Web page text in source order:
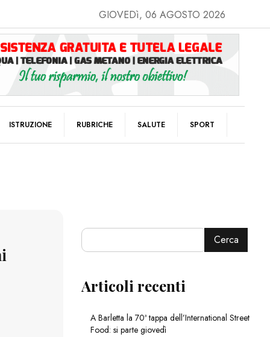
GIOVEDì, 06 AGOSTO 2026
ISTRUZIONE RUBRICHE SALUTE SPORT
Cerca
Articoli recenti
A Barletta la 70ª tappa dell’International Street
Food: si parte giovedì